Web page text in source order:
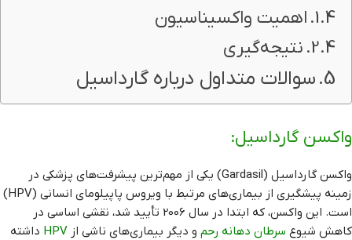
اهمیت واکسیناسیون
نتیجه‌گیری
سوالات متداول درباره گارداسیل
واکسن گارداسیل:
واکسن گارداسیل (Gardasil) یکی از مهم‌ترین پیشرفت‌های پزشکی در
زمینه پیشگیری از بیماری‌های مرتبط با ویروس پاپیلومای انسانی (HPV)
است. این واکسن، که ابتدا در سال 2006 تأیید شد، نقشی اساسی در
کاهش شیوع سرطان دهانه رحم و دیگر بیماری‌های ناشی از
داشته